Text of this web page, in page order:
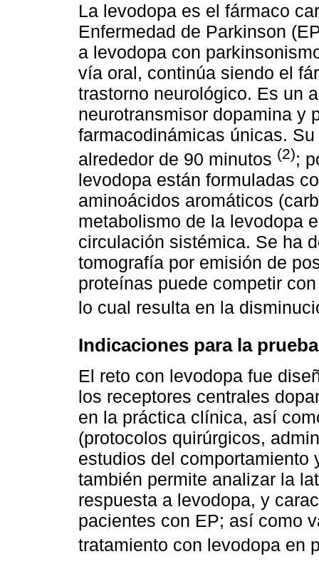
La levodopa es el fármaco
Enfermedad de Parkinson
a levodopa con
vía oral, continúa siendo el
trastorno neurológico. Es un
neurotransmisor dopamina y
farmacodinámicas únicas.
alrededor de 90 minutos (2);
levodopa están formuladas
aminoácidos aromáticos
metabolismo de la levodopa
circulación sistémica. Se ha
tomografía por emisión de
proteínas puede competir
lo cual resulta en la
Indicaciones para la
El reto con levodopa fue
los receptores centrales
en la práctica clínica, así
(protocolos quirúrgicos,
estudios del comportamiento
también permite analizar la
respuesta a levodopa, y
pacientes con EP; así como
tratamiento con levodopa en